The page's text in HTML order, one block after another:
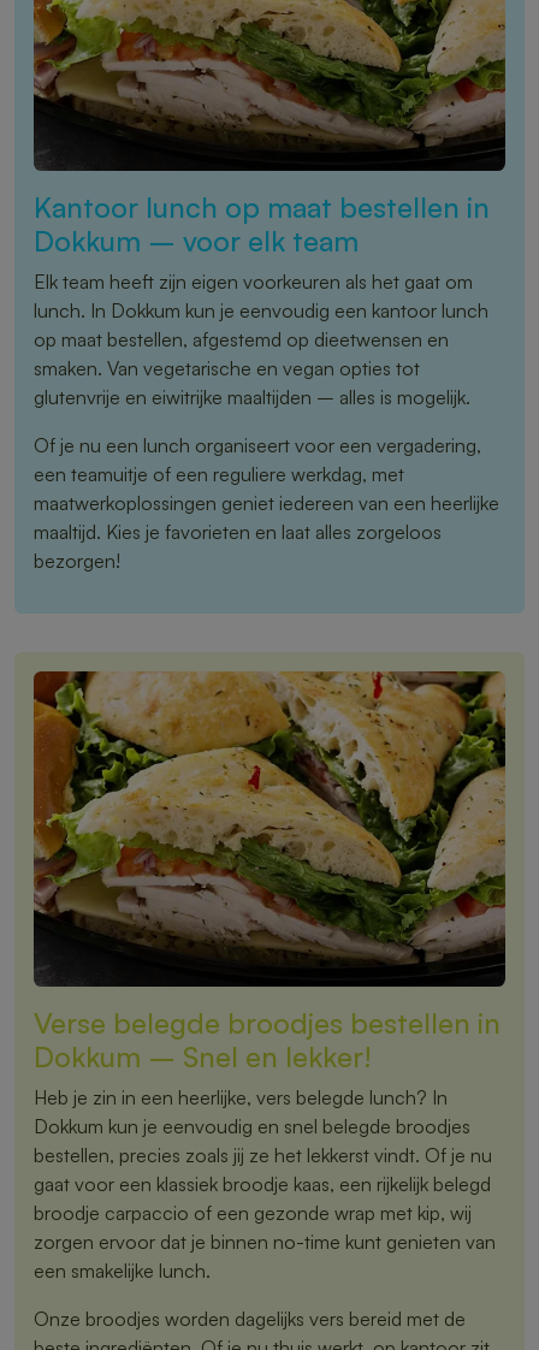
Kantoor lunch op maat bestellen in
Dokkum – voor elk team
Elk team heeft zijn eigen voorkeuren als het gaat om
lunch. In Dokkum kun je eenvoudig een kantoor lunch
op maat bestellen, afgestemd op dieetwensen en
smaken. Van vegetarische en vegan opties tot
glutenvrije en eiwitrijke maaltijden – alles is mogelijk.
Of je nu een lunch organiseert voor een vergadering,
een teamuitje of een reguliere werkdag, met
maatwerkoplossingen geniet iedereen van een heerlijke
maaltijd. Kies je favorieten en laat alles zorgeloos
bezorgen!
Verse belegde broodjes bestellen in
Dokkum – Snel en lekker!
Heb je zin in een heerlijke, vers belegde lunch? In
Dokkum kun je eenvoudig en snel belegde broodjes
bestellen, precies zoals jij ze het lekkerst vindt. Of je nu
gaat voor een klassiek broodje kaas, een rijkelijk belegd
broodje carpaccio of een gezonde wrap met kip, wij
zorgen ervoor dat je binnen no-time kunt genieten van
een smakelijke lunch.
Onze broodjes worden dagelijks vers bereid met de